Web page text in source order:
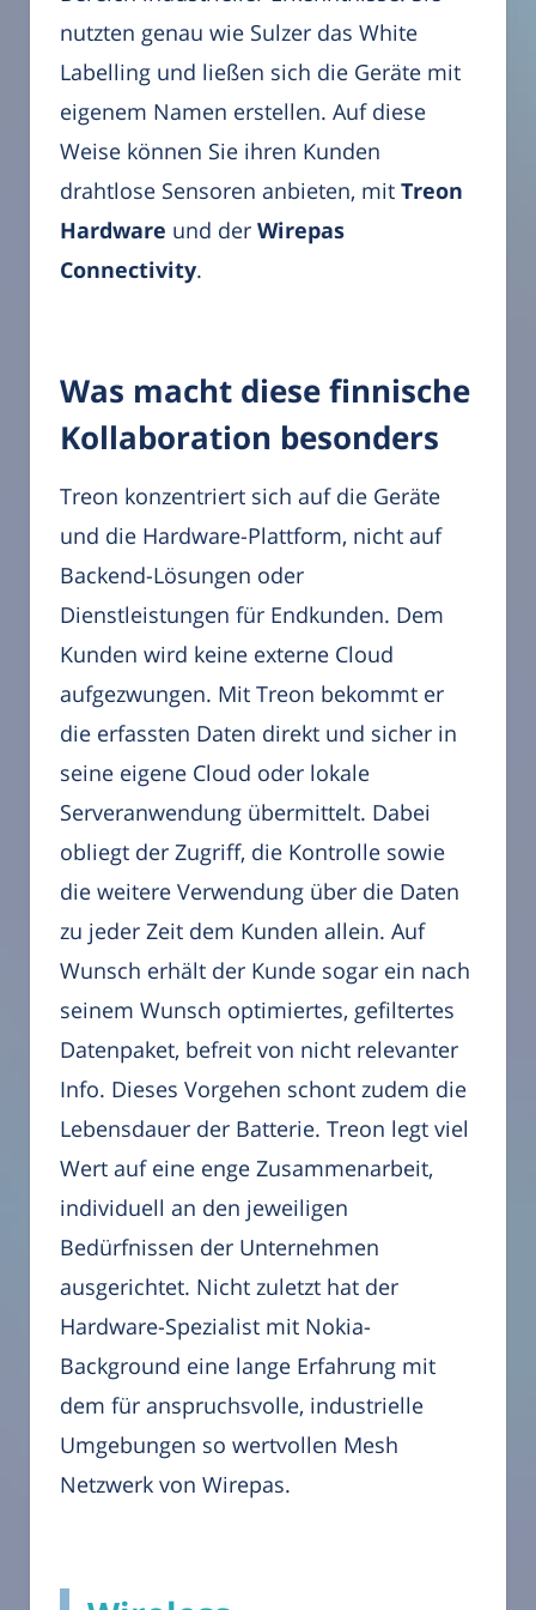
nutzten genau wie Sulzer das White
Labelling und ließen sich die Geräte mit
eigenem Namen erstellen. Auf diese
Weise können Sie ihren Kunden
drahtlose Sensoren anbieten, mit Treon
Hardware und der Wirepas
Connectivity.
Was macht diese finnische
Kollaboration besonders
Treon konzentriert sich auf die Geräte
und die Hardware-Plattform, nicht auf
Backend-Lösungen oder
Dienstleistungen für Endkunden. Dem
Kunden wird keine externe Cloud
aufgezwungen. Mit Treon bekommt er
die erfassten Daten direkt und sicher in
seine eigene Cloud oder lokale
Serveranwendung übermittelt. Dabei
obliegt der Zugriff, die Kontrolle sowie
die weitere Verwendung über die Daten
zu jeder Zeit dem Kunden allein. Auf
Wunsch erhält der Kunde sogar ein nach
seinem Wunsch optimiertes, gefiltertes
Datenpaket, befreit von nicht relevanter
Info. Dieses Vorgehen schont zudem die
Lebensdauer der Batterie. Treon legt viel
Wert auf eine enge Zusammenarbeit,
individuell an den jeweiligen
Bedürfnissen der Unternehmen
ausgerichtet. Nicht zuletzt hat der
Hardware-Spezialist mit Nokia-
Background eine lange Erfahrung mit
dem für anspruchsvolle, industrielle
Umgebungen so wertvollen Mesh
Netzwerk von Wirepas.